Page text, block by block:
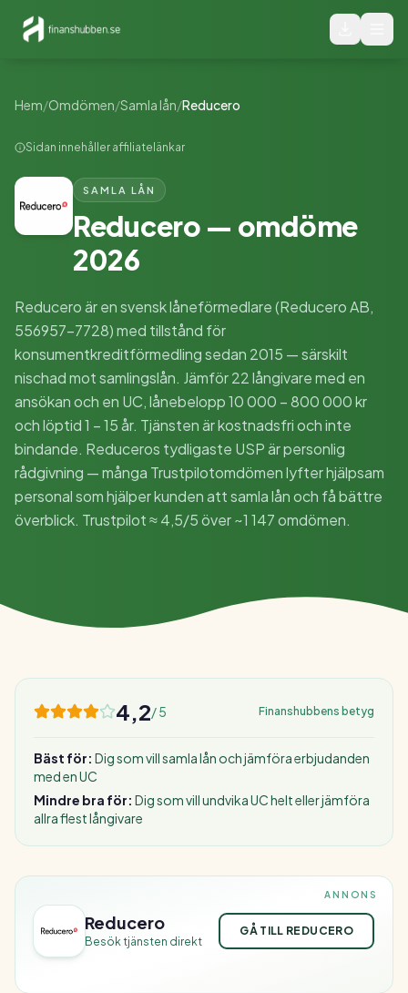
Hem/Omdömen/Samla lån/Reducero
Sidan innehåller affiliatelänkar
SAMLA LÅN
Reducero — omdöme
2026
Reducero är en svensk låneförmedlare (Reducero AB,
556957-7728) med tillstånd för
konsumentkreditförmedling sedan 2015 — särskilt
nischad mot samlingslån. Jämför 22 långivare med en
ansökan och en UC, lånebelopp 10 000 – 800 000 kr
och löptid 1 – 15 år. Tjänsten är kostnadsfri och inte
bindande. Reduceros tydligaste USP är personlig
rådgivning — många Trustpilotomdömen lyfter hjälpsam
personal som hjälper kunden att samla lån och få bättre
överblick. Trustpilot ≈ 4,5/5 över ~1 147 omdömen.
4,2/ 5 Finanshubbens betyg
Bäst för: Dig som vill samla lån och jämföra erbjudanden
med en UC
Mindre bra för: Dig som vill undvika UC helt eller jämföra
allra flest långivare
ANNONS
Reducero
Besök tjänsten direkt
GÅ TILL REDUCERO